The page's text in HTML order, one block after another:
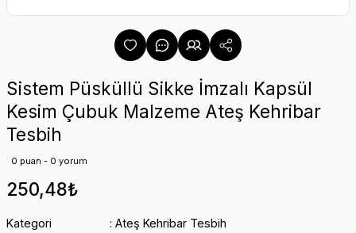
Sistem Püsküllü Sikke İmzalı Kapsül
Kesim Çubuk Malzeme Ateş Kehribar
Tesbih
0 puan - 0 yorum
250,48₺
Kategori
Ateş Kehribar Tesbih